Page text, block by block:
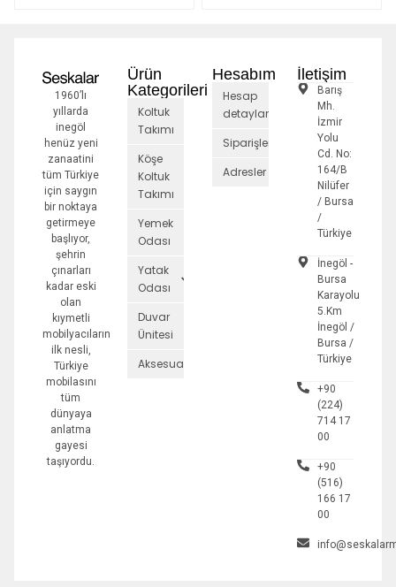
1960’lı
yıllarda
inegöl
henüz yeni
zanaatini
tüm Türkiye
için saygın
bir noktaya
getirmeye
başlıyor,
şehrin
çınarları
kadar eski
olan
kıymetli
mobilyacıların
ilk nesli,
Türkiye
mobilasını
tüm
dünyaya
anlatma
gayesi
taşıyordu.
Ürün
Kategorileri
Koltuk
Takımı
Köşe
Koltuk
Takımı
Yemek
Odası
Yatak
Odası
Duvar
Ünitesi
Aksesuarlar
Hesabım
Hesap
detayları
Siparişler
Adresler
İletişim
Barış
Mh.
İzmir
Yolu
Cd. No:
164/B
Nilüfer
/ Bursa
/
Türkiye
İnegöl -
Bursa
Karayolu
5.Km
İnegöl /
Bursa /
Türkiye
+90
(224)
714 17
00
+90
(516)
166 17
00